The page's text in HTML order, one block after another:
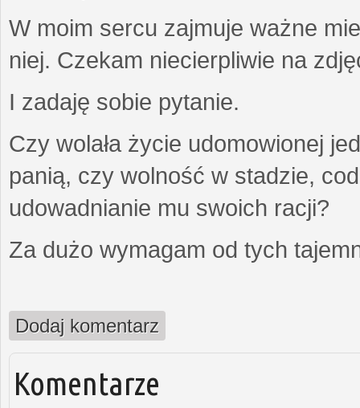
W moim sercu zajmuje ważne
niej. Czekam niecierpliwie na
I zadaję sobie pytanie.
Czy wolała życie udomowionej
panią, czy wolność w stadzie,
udowadnianie mu swoich racji?
Za dużo wymagam od tych
Dodaj komentarz
Komentarze